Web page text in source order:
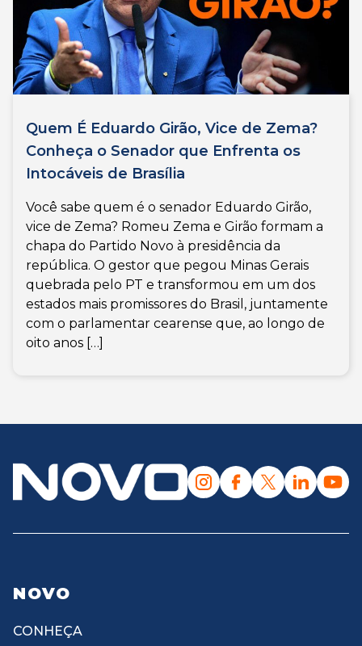
Quem É Eduardo Girão, Vice de Zema?
Conheça o Senador que Enfrenta os
Intocáveis de Brasília
Você sabe quem é o senador Eduardo Girão,
vice de Zema? Romeu Zema e Girão formam a
chapa do Partido Novo à presidência da
república. O gestor que pegou Minas Gerais
quebrada pelo PT e transformou em um dos
estados mais promissores do Brasil, juntamente
com o parlamentar cearense que, ao longo de
oito anos […]
NOVO
CONHEÇA